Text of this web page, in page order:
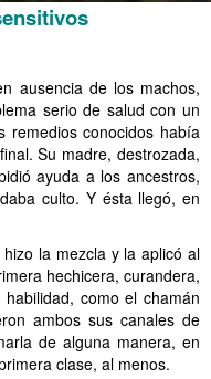
ausencia de los machos,
serio de salud con un
remedios conocidos había
Su madre, destrozada,
ayuda a los ancestros,
culto. Y ésta llegó, en
la mezcla y la aplicó al
hechicera, curandera,
como el chamán
ambos sus canales de
de alguna manera, en
clase, al menos.